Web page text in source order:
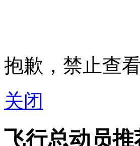
抱歉，禁止查
关闭
飞行总动员推